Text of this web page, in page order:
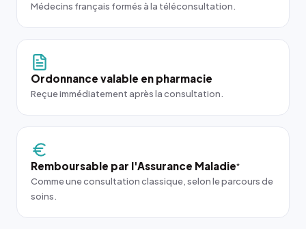
Médecins français formés à la téléconsultation.
Ordonnance valable en pharmacie
Reçue immédiatement après la consultation.
Remboursable par l'Assurance Maladie*
Comme une consultation classique, selon le parcours de
soins.